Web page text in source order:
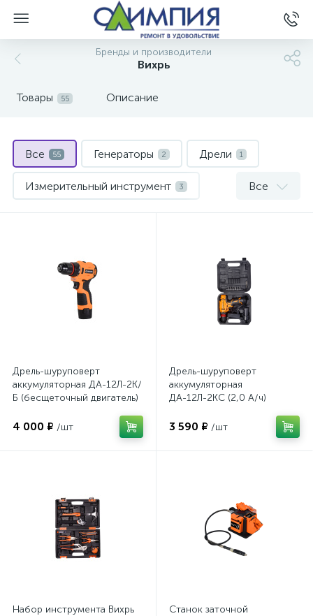
Бренды и производители
Вихрь
Товары 55 Описание
Все 55 Генераторы 2 Дрели 1
Измерительный инструмент 3
Расходные и сменные элементы для ручного
Столярно-слесарный инструмент
Углошлифовальные машины 2
Электрические пилы
Электро инструменты
Все
Дрель-шуруповерт
аккумуляторная ДА-12Л-2К/
Б (бесщеточный двигатель)
4 000 ₽ /шт
Дрель-шуруповерт
аккумуляторная
ДА-12Л-2КC (2,0 А/ч)
72/14/33
3 590 ₽ /шт
Набор инструмента Вихрь
Станок заточной